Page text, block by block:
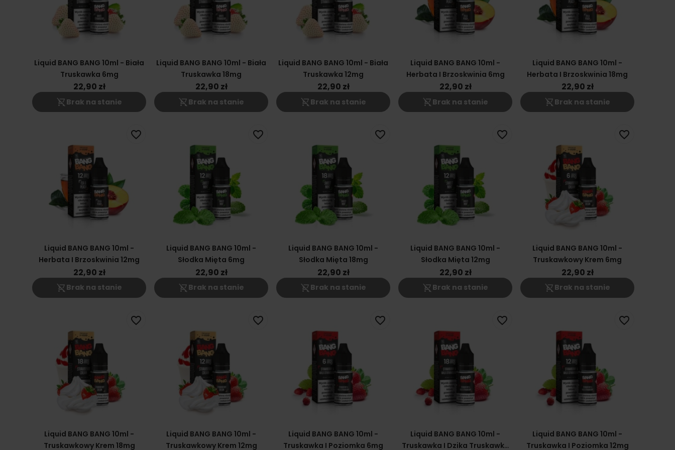
Liquid BANG BANG 10ml - Biała
Truskawka 6mg
22,90 zł
shopping_cart_off Brak na stanie
Liquid BANG BANG 10ml - Biała
Truskawka 18mg
22,90 zł
shopping_cart_off Brak na stanie
Liquid BANG BANG 10ml - Biała
Truskawka 12mg
22,90 zł
shopping_cart_off Brak na stanie
Liquid BANG BANG 10ml -
Herbata I Brzoskwinia 6mg
22,90 zł
shopping_cart_off Brak na stanie
Liquid BANG BANG 10ml -
Herbata I Brzoskwinia 18mg
22,90 zł
shopping_cart_off Brak na stanie
Liquid BANG BANG 10ml -
Herbata I Brzoskwinia 12mg
22,90 zł
shopping_cart_off Brak na stanie
favorite_border
Liquid BANG BANG 10ml -
Słodka Mięta 6mg
22,90 zł
shopping_cart_off Brak na stanie
favorite_border
Liquid BANG BANG 10ml -
Słodka Mięta 18mg
22,90 zł
shopping_cart_off Brak na stanie
favorite_border
Liquid BANG BANG 10ml -
Słodka Mięta 12mg
22,90 zł
shopping_cart_off Brak na stanie
favorite_border
Liquid BANG BANG 10ml -
Truskawkowy Krem 6mg
22,90 zł
shopping_cart_off Brak na stanie
favorite_border
Liquid BANG BANG 10ml -
Truskawkowy Krem 18mg
favorite_border
Liquid BANG BANG 10ml -
Truskawkowy Krem 12mg
favorite_border
Liquid BANG BANG 10ml -
Truskawka I Poziomka 6mg
favorite_border
Liquid BANG BANG 10ml -
Truskawka I Dzika Truskawka
favorite_border
Liquid BANG BANG 10ml -
Truskawka I Poziomka 12mg
favorite_border